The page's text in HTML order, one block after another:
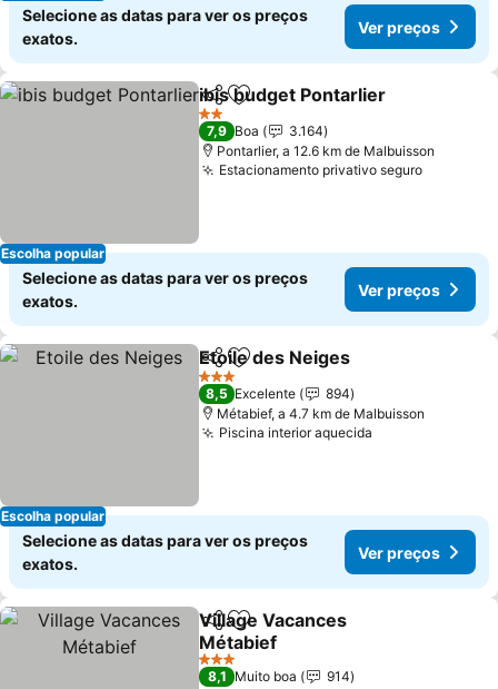
Selecione as datas para ver os preços
exatos.
Ver preços
Escolha popular
PartilharAdicionar aos favoritos
ibis budget Pontarlier
2 Estrelas
7,9 Boa
3.164
Pontarlier, a 12.6 km de Malbuisson
Estacionamento privativo seguroVer
Selecione as datas para ver os preços
exatos.
Ver preços
Escolha popular
PartilharAdicionar aos favoritos
Etoile des Neiges
3 Estrelas
8,5 Excelente
894
Métabief, a 4.7 km de Malbuisson
Piscina interior aquecida
Selecione as datas para ver os preços
exatos.
Ver preços
PartilharAdicionar aos favoritos
Village Vacances
Métabief
Ver preços
3 Estrelas
8,1 Muito boa
914